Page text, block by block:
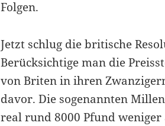
Folgen.
Jetzt schlug die britische
Berücksichtige man die
von Briten in ihren
davor. Die sogenannten
real rund 8000 Pfund